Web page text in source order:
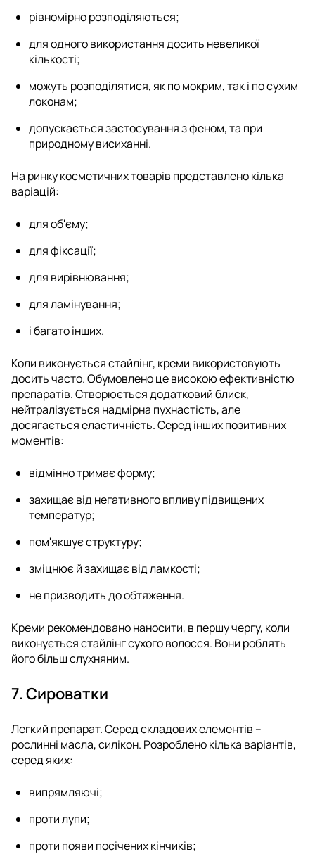
рівномірно розподіляються;
для одного використання досить невеликої
кількості;
можуть розподілятися, як по мокрим, так і по сухим
локонам;
допускається застосування з феном, та при
природному висиханні.
На ринку косметичних товарів представлено кілька
варіацій:
для об'єму;
для фіксації;
для вирівнювання;
для ламінування;
і багато інших.
Коли виконується стайлінг, креми використовують
досить часто. Обумовлено це високою ефективністю
препаратів. Створюється додатковий блиск,
нейтралізується надмірна пухнастість, але
досягається еластичність. Серед інших позитивних
моментів:
відмінно тримає форму;
захищає від негативного впливу підвищених
температур;
пом'якшує структуру;
зміцнює й захищає від ламкості;
не призводить до обтяження.
Креми рекомендовано наносити, в першу чергу, коли
виконується стайлінг сухого волосся. Вони роблять
його більш слухняним.
7. Сироватки
Легкий препарат. Серед складових елементів –
рослинні масла, силікон. Розроблено кілька варіантів,
серед яких:
випрямляючі;
проти лупи;
проти появи посічених кінчиків;